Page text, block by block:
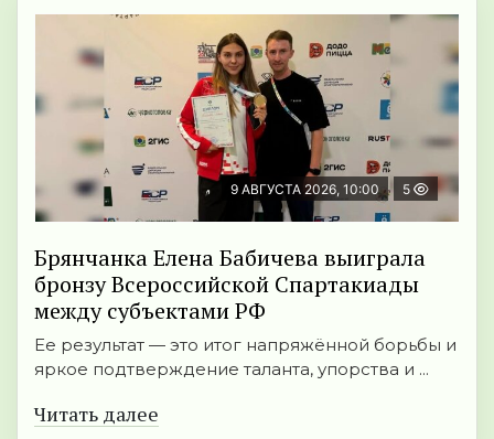
9 АВГУСТА 2026, 10:00 5
Брянчанка Елена Бабичева выиграла
бронзу Всероссийской Спартакиады
между субъектами РФ
Ее результат — это итог напряжённой борьбы и
яркое подтверждение таланта, упорства и ...
Читать далее